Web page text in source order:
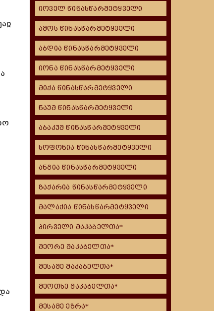
იოველ წინასწარმეტყველი
ამოს წინასწარმეტყველი
აბდია წინასწარმეტყველი
იონა წინასწარმეტყველი
მიქა წინასწარმეტყველი
ნაუმ წინასწარმეტყველი
აბაკუმ წინასწარმეტყველი
სოფონია წინასწარმეტყველი
ანგია წინასწარმეტყველი
ზაქარია წინასწარმეტყველი
მალაქია წინასწარმეტყველი
პირველი მაკაბელთა*
მეორე მაკაბელთა*
მესამე მაკაბელთა*
მეოთხე მაკაბელთა*
მესამე ეზრა*